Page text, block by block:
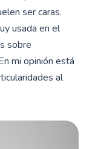
ser caras.
usada en el
sobre
mi opinión está
al